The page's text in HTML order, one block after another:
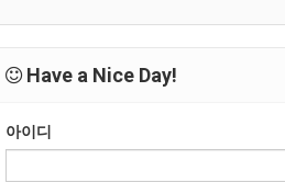
Have a Nice Day!
아이디